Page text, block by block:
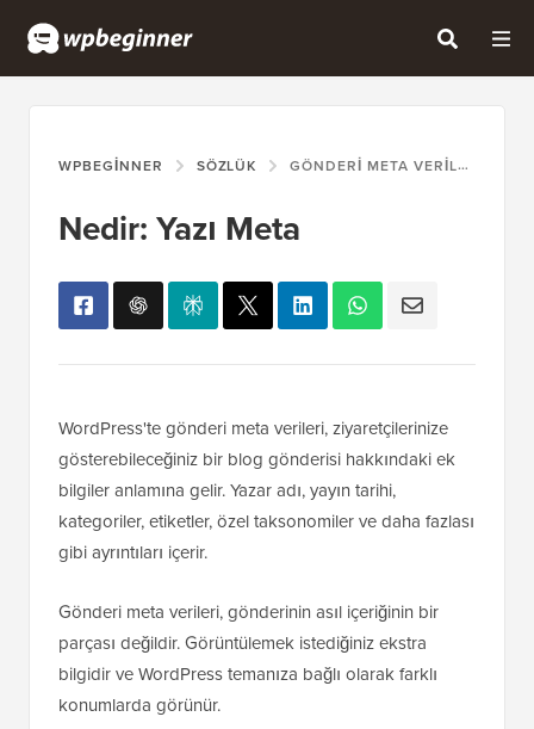
WPBEGINNER SÖZLÜK GÖNDERI META VERILERI
Nedir: Yazı Meta
WordPress'te gönderi meta verileri, ziyaretçilerinize
gösterebileceğiniz bir blog gönderisi hakkındaki ek
bilgiler anlamına gelir. Yazar adı, yayın tarihi,
kategoriler, etiketler, özel taksonomiler ve daha fazlası
gibi ayrıntıları içerir.
Gönderi meta verileri, gönderinin asıl içeriğinin bir
parçası değildir. Görüntülemek istediğiniz ekstra
bilgidir ve WordPress temanıza bağlı olarak farklı
konumlarda görünür.